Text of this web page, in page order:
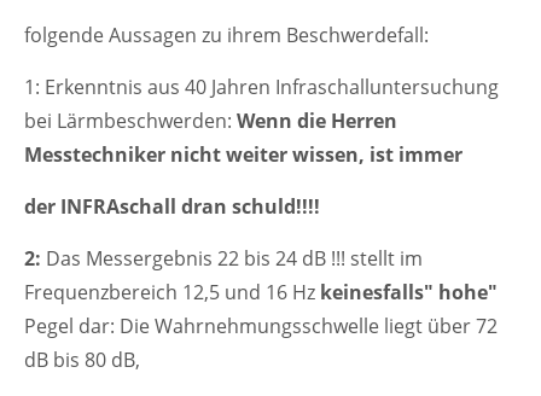
folgende Aussagen zu ihrem Beschwerdefall:
1: Erkenntnis aus 40 Jahren Infraschalluntersuchung
bei Lärmbeschwerden: Wenn die Herren
Messtechniker nicht weiter wissen, ist immer
der INFRAschall dran schuld!!!!
2: Das Messergebnis 22 bis 24 dB !!! stellt im
Frequenzbereich 12,5 und 16 Hz keinesfalls" hohe"
Pegel dar: Die Wahrnehmungsschwelle liegt über 72
dB bis 80 dB,